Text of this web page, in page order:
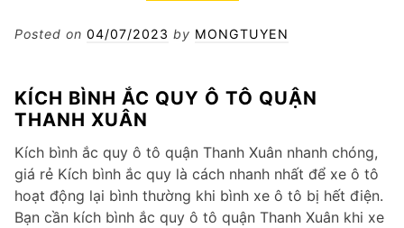
xe
chính
Hoàn
Kiếm
Posted on 04/07/2023 by MONGTUYEN
KÍCH BÌNH ẮC QUY Ô TÔ QUẬN
THANH XUÂN
Kích bình ắc quy ô tô quận Thanh Xuân nhanh chóng,
giá rẻ Kích bình ắc quy là cách nhanh nhất để xe ô tô
hoạt động lại bình thường khi bình xe ô tô bị hết điện.
Bạn cần kích bình ắc quy ô tô quận Thanh Xuân khi xe